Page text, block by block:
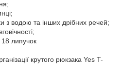
з водою та інших дрібних речей;
липучок
крутого рюкзака Yes T-